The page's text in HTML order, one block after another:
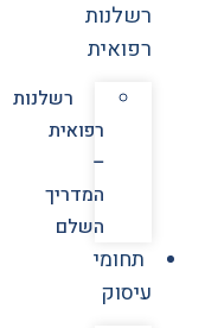
רשלנות
רפואית
רשלנות
רפואית
–
המדריך
השלם
תחומי
עיסוק